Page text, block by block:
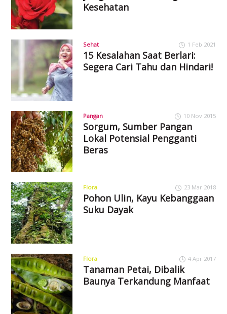
Kesehatan
Sehat 1 Feb 2021
15 Kesalahan Saat Berlari:
Segera Cari Tahu dan Hindari!
Pangan 10 Nov 2015
Sorgum, Sumber Pangan
Lokal Potensial Pengganti
Beras
Flora 23 Mar 2018
Pohon Ulin, Kayu Kebanggaan
Suku Dayak
Flora 4 Apr 2017
Tanaman Petai, Dibalik
Baunya Terkandung Manfaat